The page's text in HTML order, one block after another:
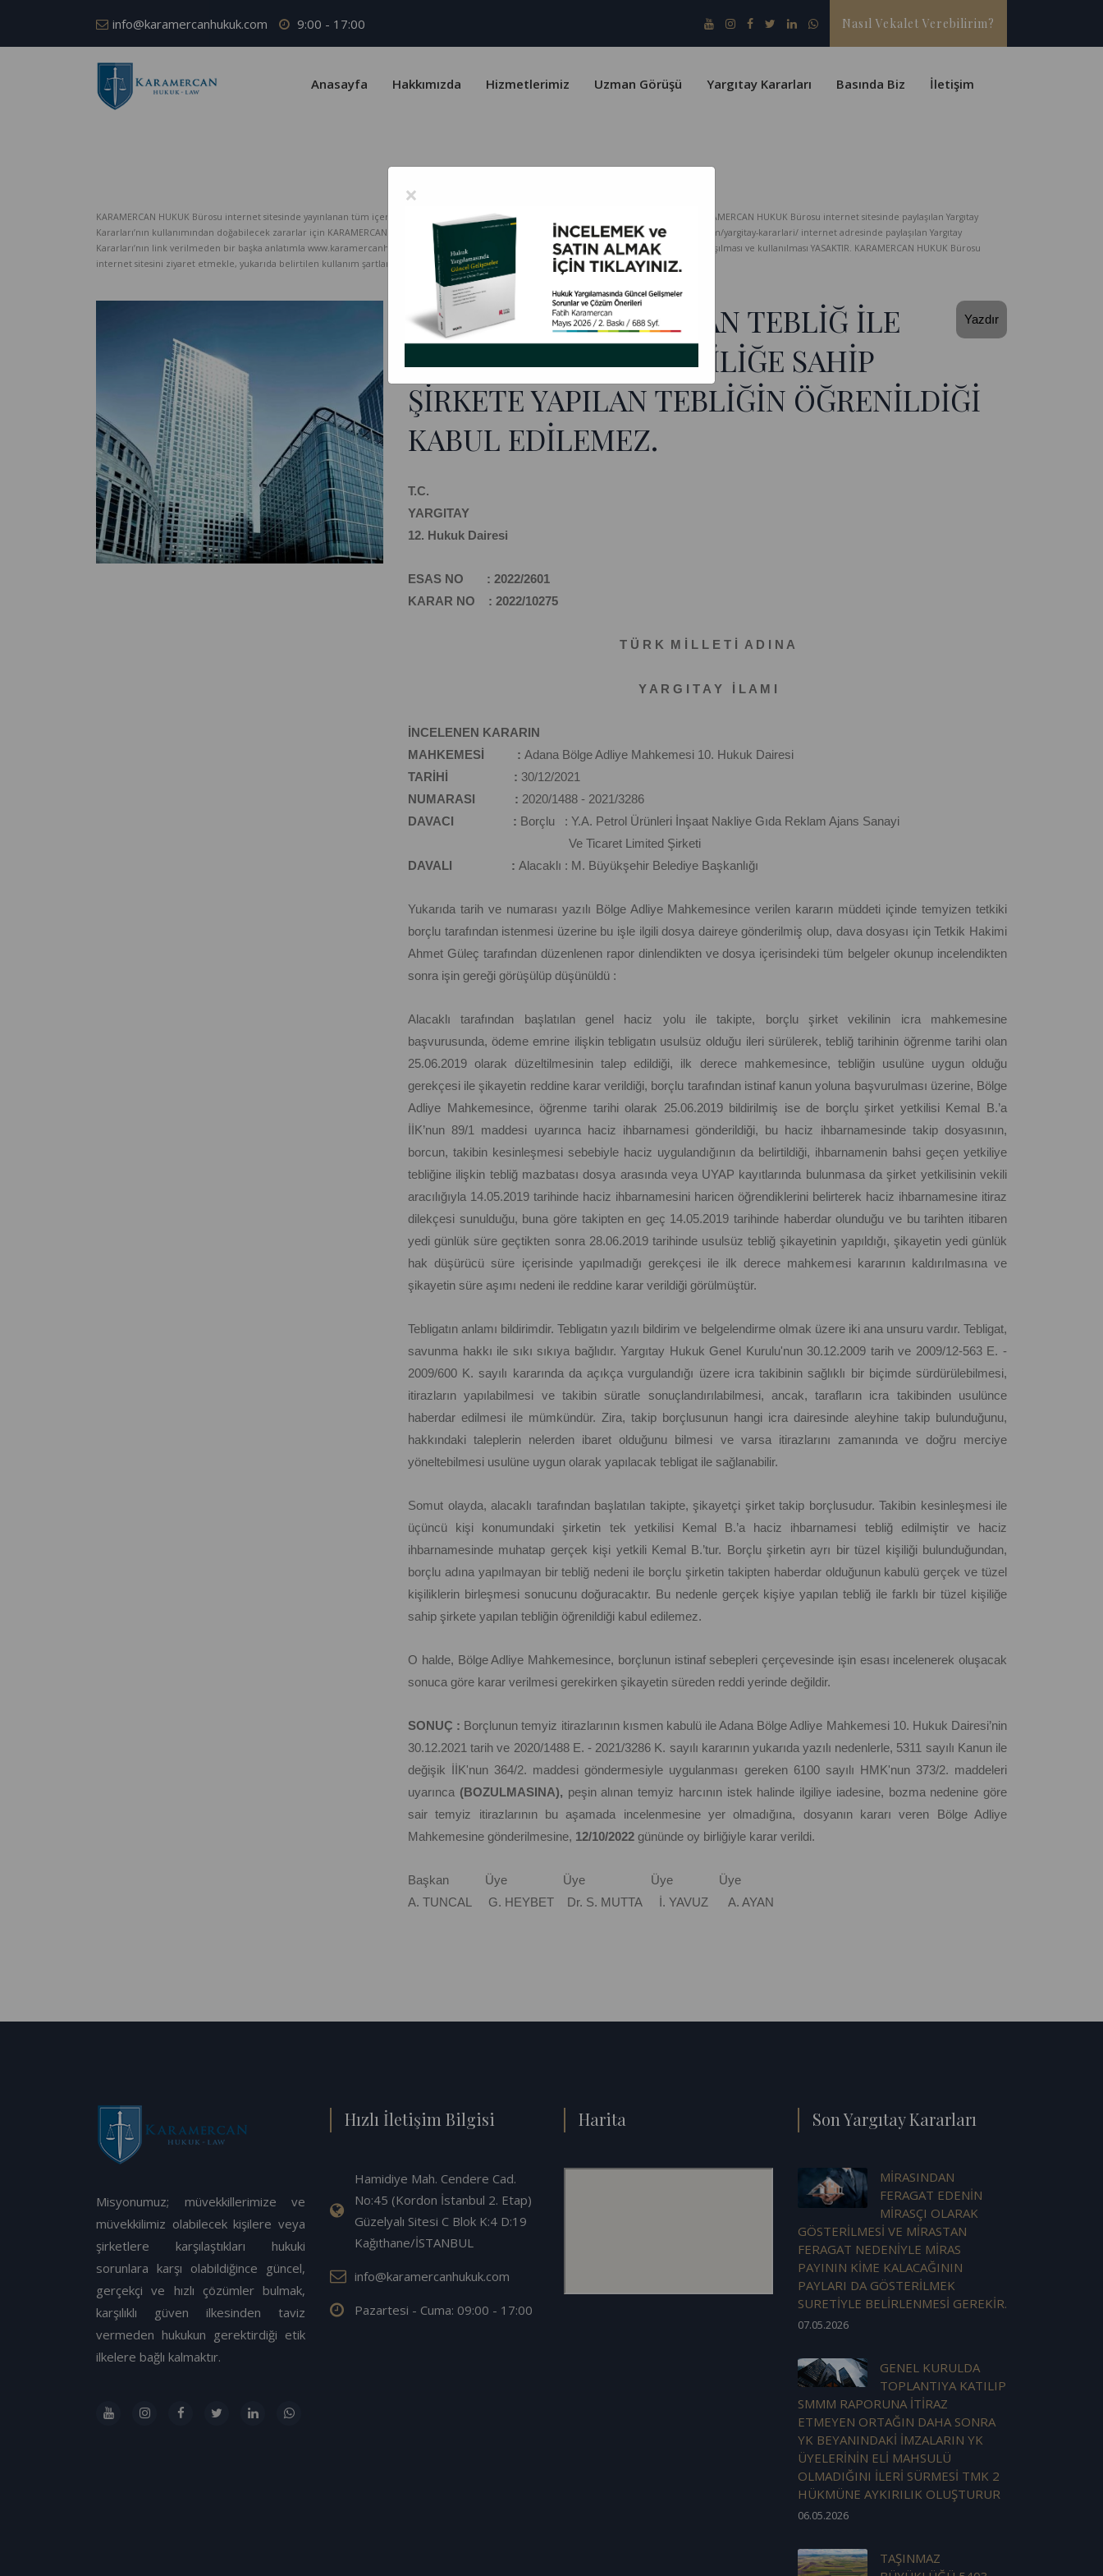
info@karamercanhukuk.com 9:00 - 17:00 Nasıl Vekalet Verebilirim?
Anasayfa Hakkımızda Hizmetlerimiz Uzman Görüşü Yargıtay Kararları Basında Biz İletişim
KARAMERCAN HUKUK Bürosu internet sitesinde yayınlanan tüm içerik telif yasaları ve Türk Patent Enstitüsü kapsamında koruma altındadır. KARAMERCAN HUKUK Bürosu internet sitesinde paylaşılan Yargıtay
Kararları’nın kullanımından doğabilecek zararlar için KARAMERCAN HUKUK Bürosu hiçbir sorumluluk kabul etmez. www.karamercanhukuk.com/yargitay-kararlari/ internet adresinde paylaşılan Yargıtay
Kararları’nın link verilmeden bir başka anlatımla www.karamercanhukuk.com internet adresinden alındığı belirtilmeksizin kopyalanması, paylaşılması ve kullanılması YASAKTIR. KARAMERCAN HUKUK Bürosu
internet sitesini ziyaret etmekle, yukarıda belirtilen kullanım şartlarını kabul etmiş sayılırsınız.
Yazdır
GERÇEK KİŞİYE YAPILAN TEBLİĞ İLE
FARKLI BİR TÜZEL KİŞİLİĞE SAHİP
ŞİRKETE YAPILAN TEBLİĞİN ÖĞRENİLDİĞİ
KABUL EDİLEMEZ.
T.C.
YARGITAY
12. Hukuk Dairesi
ESAS NO : 2022/2601
KARAR NO : 2022/10275
T Ü R K M İ L L E T İ A D I N A
Y A R G I T A Y İ L A M I
İNCELENEN KARARIN
MAHKEMESİ : Adana Bölge Adliye Mahkemesi 10. Hukuk Dairesi
TARİHİ : 30/12/2021
NUMARASI : 2020/1488 - 2021/3286
DAVACI : Borçlu : Y.A. Petrol Ürünleri İnşaat Nakliye Gıda Reklam Ajans Sanayi
Ve Ticaret Limited Şirketi
DAVALI : Alacaklı : M. Büyükşehir Belediye Başkanlığı
Yukarıda tarih ve numarası yazılı Bölge Adliye Mahkemesince verilen kararın müddeti içinde temyizen tetkiki
borçlu tarafından istenmesi üzerine bu işle ilgili dosya daireye gönderilmiş olup, dava dosyası için Tetkik Hakimi
Ahmet Güleç tarafından düzenlenen rapor dinlendikten ve dosya içerisindeki tüm belgeler okunup incelendikten
sonra işin gereği görüşülüp düşünüldü :
Alacaklı tarafından başlatılan genel haciz yolu ile takipte, borçlu şirket vekilinin icra mahkemesine
başvurusunda, ödeme emrine ilişkin tebligatın usulsüz olduğu ileri sürülerek, tebliğ tarihinin öğrenme tarihi olan
25.06.2019 olarak düzeltilmesinin talep edildiği, ilk derece mahkemesince, tebliğin usulüne uygun olduğu
gerekçesi ile şikayetin reddine karar verildiği, borçlu tarafından istinaf kanun yoluna başvurulması üzerine, Bölge
Adliye Mahkemesince, öğrenme tarihi olarak 25.06.2019 bildirilmiş ise de borçlu şirket yetkilisi Kemal B.’a
İİK’nun 89/1 maddesi uyarınca haciz ihbarnamesi gönderildiği, bu haciz ihbarnamesinde takip dosyasının,
borcun, takibin kesinleşmesi sebebiyle haciz uygulandığının da belirtildiği, ihbarnamenin bahsi geçen yetkiliye
tebliğine ilişkin tebliğ mazbatası dosya arasında veya UYAP kayıtlarında bulunmasa da şirket yetkilisinin vekili
aracılığıyla 14.05.2019 tarihinde haciz ihbarnamesini haricen öğrendiklerini belirterek haciz ihbarnamesine itiraz
dilekçesi sunulduğu, buna göre takipten en geç 14.05.2019 tarihinde haberdar olunduğu ve bu tarihten itibaren
yedi günlük süre geçtikten sonra 28.06.2019 tarihinde usulsüz tebliğ şikayetinin yapıldığı, şikayetin yedi günlük
hak düşürücü süre içerisinde yapılmadığı gerekçesi ile ilk derece mahkemesi kararının kaldırılmasına ve
şikayetin süre aşımı nedeni ile reddine karar verildiği görülmüştür.
Tebligatın anlamı bildirimdir. Tebligatın yazılı bildirim ve belgelendirme olmak üzere iki ana unsuru vardır. Tebligat,
savunma hakkı ile sıkı sıkıya bağlıdır. Yargıtay Hukuk Genel Kurulu'nun 30.12.2009 tarih ve 2009/12-563 E. -
2009/600 K. sayılı kararında da açıkça vurgulandığı üzere icra takibinin sağlıklı bir biçimde sürdürülebilmesi,
itirazların yapılabilmesi ve takibin süratle sonuçlandırılabilmesi, ancak, tarafların icra takibinden usulünce
haberdar edilmesi ile mümkündür. Zira, takip borçlusunun hangi icra dairesinde aleyhine takip bulunduğunu,
hakkındaki taleplerin nelerden ibaret olduğunu bilmesi ve varsa itirazlarını zamanında ve doğru merciye
yöneltebilmesi usulüne uygun olarak yapılacak tebligat ile sağlanabilir.
Somut olayda, alacaklı tarafından başlatılan takipte, şikayetçi şirket takip borçlusudur. Takibin kesinleşmesi ile
üçüncü kişi konumundaki şirketin tek yetkilisi Kemal B.’a haciz ihbarnamesi tebliğ edilmiştir ve haciz
ihbarnamesinde muhatap gerçek kişi yetkili Kemal B.’tur. Borçlu şirketin ayrı bir tüzel kişiliği bulunduğundan,
borçlu adına yapılmayan bir tebliğ nedeni ile borçlu şirketin takipten haberdar olduğunun kabulü gerçek ve tüzel
kişiliklerin birleşmesi sonucunu doğuracaktır. Bu nedenle gerçek kişiye yapılan tebliğ ile farklı bir tüzel kişiliğe
sahip şirkete yapılan tebliğin öğrenildiği kabul edilemez.
O halde, Bölge Adliye Mahkemesince, borçlunun istinaf sebepleri çerçevesinde işin esası incelenerek oluşacak
sonuca göre karar verilmesi gerekirken şikayetin süreden reddi yerinde değildir.
SONUÇ : Borçlunun temyiz itirazlarının kısmen kabulü ile Adana Bölge Adliye Mahkemesi 10. Hukuk Dairesi’nin
30.12.2021 tarih ve 2020/1488 E. - 2021/3286 K. sayılı kararının yukarıda yazılı nedenlerle, 5311 sayılı Kanun ile
değişik İİK'nun 364/2. maddesi göndermesiyle uygulanması gereken 6100 sayılı HMK'nun 373/2. maddeleri
uyarınca (BOZULMASINA), peşin alınan temyiz harcının istek halinde ilgiliye iadesine, bozma nedenine göre
sair temyiz itirazlarının bu aşamada incelenmesine yer olmadığına, dosyanın kararı veren Bölge Adliye
Mahkemesine gönderilmesine, 12/10/2022 gününde oy birliğiyle karar verildi.
Başkan Üye Üye Üye Üye
A. TUNCAL G. HEYBET Dr. S. MUTTA İ. YAVUZ A. AYAN
×
Misyonumuz; müvekkillerimize ve
müvekkilimiz olabilecek kişilere veya
şirketlere karşılaştıkları hukuki
sorunlara karşı olabildiğince güncel,
gerçekçi ve hızlı çözümler bulmak,
karşılıklı güven ilkesinden taviz
vermeden hukukun gerektirdiği etik
ilkelere bağlı kalmaktır.
Hızlı İletişim Bilgisi
Hamidiye Mah. Cendere Cad.
No:45 (Kordon İstanbul 2. Etap)
Güzelyalı Sitesi C Blok K:4 D:19
Kağıthane/İSTANBUL
info@karamercanhukuk.com
Pazartesi - Cuma: 09:00 - 17:00
Harita Son Yargıtay Kararları
MİRASINDAN
FERAGAT EDENİN
MİRASÇI OLARAK
GÖSTERİLMESİ VE MİRASTAN
FERAGAT NEDENİYLE MİRAS
PAYININ KİME KALACAĞININ
PAYLARI DA GÖSTERİLMEK
SURETİYLE BELİRLENMESİ GEREKİR.
07.05.2026
GENEL KURULDA
TOPLANTIYA KATILIP
SMMM RAPORUNA İTİRAZ
ETMEYEN ORTAĞIN DAHA SONRA
YK BEYANINDAKİ İMZALARIN YK
ÜYELERİNİN ELİ MAHSULÜ
OLMADIĞINI İLERİ SÜRMESİ TMK 2
HÜKMÜNE AYKIRILIK OLUŞTURUR
06.05.2026
TAŞINMAZ